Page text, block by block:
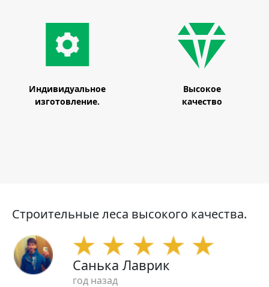
Индивидуальное
изготовление.
Высокое
качество
Строительные леса высокого качества.
Санька Лаврик
год назад